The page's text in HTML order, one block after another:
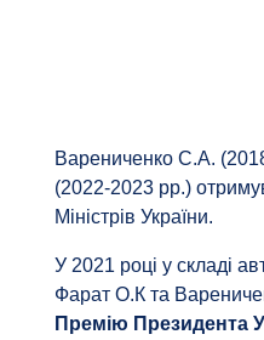
Варениченко С.А.
(2022-2023 рр.)
Міністрів України.
У 2021 році у складі
Фарат О.К та
Премію Президента